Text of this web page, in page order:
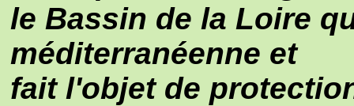
le Bassin de la Loire
méditerranéenne et
fait l'objet de